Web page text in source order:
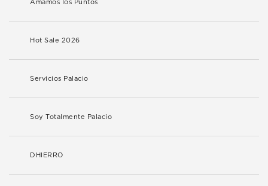
Amamos los Puntos
Hot Sale 2026
Servicios Palacio
Soy Totalmente Palacio
DHIERRO